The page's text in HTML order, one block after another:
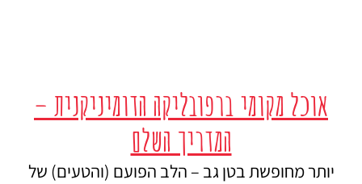
אוכל מקומי ברפובליקה הדומיניקנית –
המדריך השלם
יותר מחופשת בטן גב – הלב הפועם (והטעים) של